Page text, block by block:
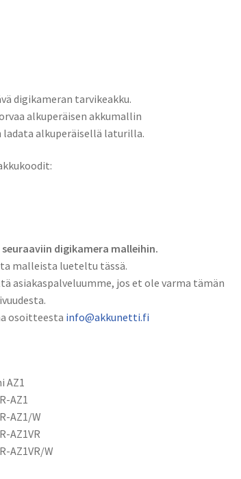
W,
digikameran tarvikeakku.
alkuperäisen akkumallin
ladata alkuperäisellä laturilla.
digikamera malleihin.
malleista lueteltu tässä.
asiakaspalveluumme, jos et ole varma tämän
osoitteesta info@akkunetti.fi
AZ1
AZ1
AZ1/W
AZ1VR
AZ1VR/W